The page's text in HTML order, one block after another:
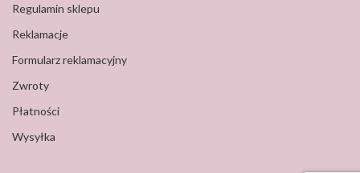
Regulamin sklepu
Reklamacje
Formularz reklamacyjny
Zwroty
Płatności
Wysyłka